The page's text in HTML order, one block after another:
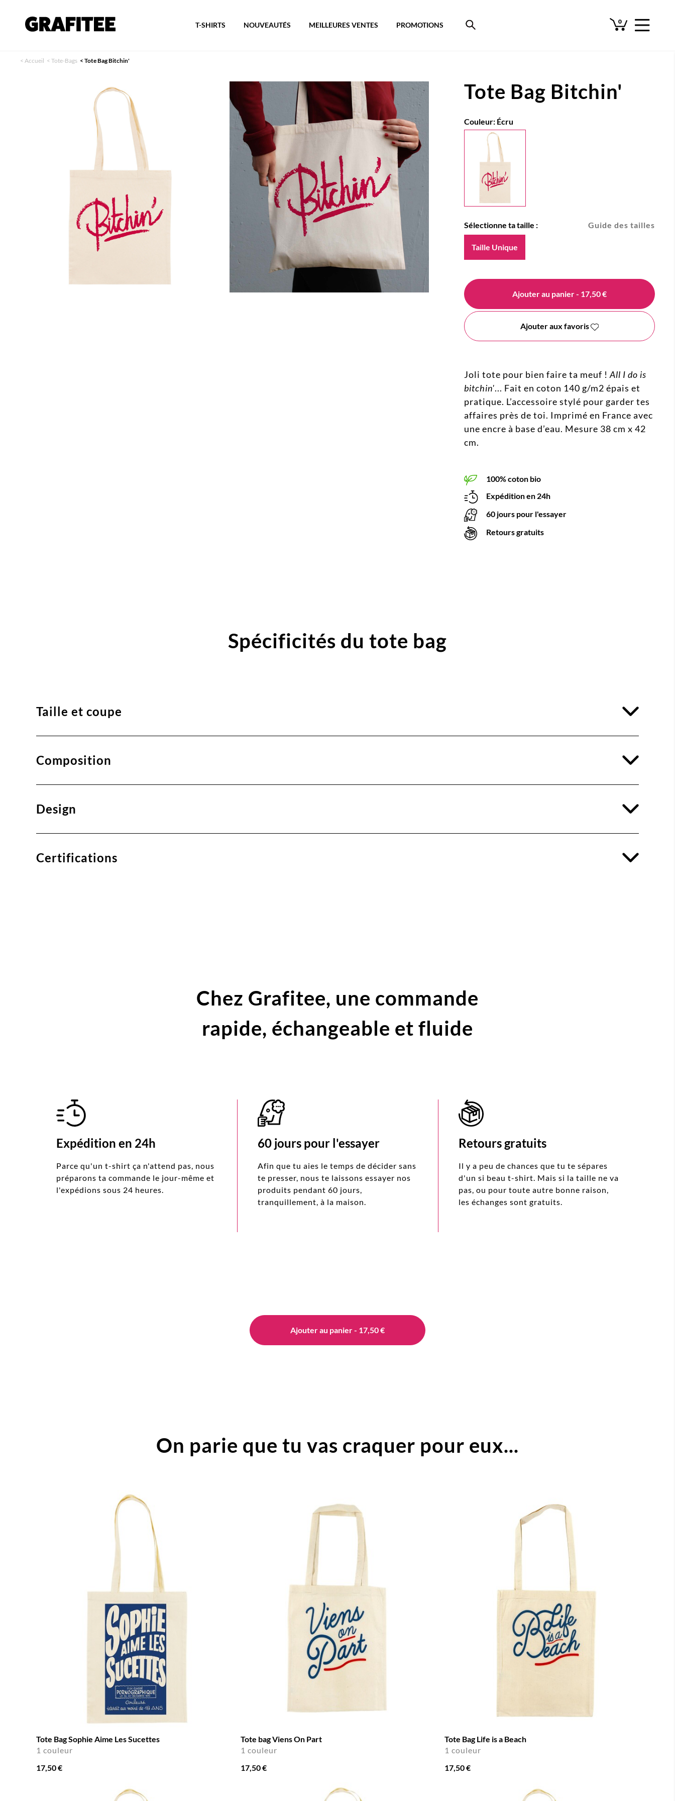
0
T-SHIRTS NOUVEAUTÉS MEILLEURES VENTES PROMOTIONS
< Accueil < Tote-Bags < Tote Bag Bitchin'
Tote Bag Bitchin'
Couleur: Écru
Guide des tailles
Sélectionne ta taille :
Taille Unique
Ajouter au panier- 17,50 €
Ajouter aux favoris
Joli tote pour bien faire ta meuf ! All I do is
bitchin'... Fait en coton 140 g/m2 épais et
pratique. L’accessoire stylé pour garder tes
affaires près de toi. Imprimé en France avec
une encre à base d’eau. Mesure 38 cm x 42
cm.
100% coton bio
Expédition en 24h
60 jours pour l'essayer
Retours gratuits
Spécificités du tote bag
Taille et coupe
Composition
Design
Certifications
Chez Grafitee, une commande
rapide, échangeable et fluide
Expédition en 24h
Parce qu'un t-shirt ça n'attend pas, nous
préparons ta commande le jour-même et
l'expédions sous 24 heures.
60 jours pour l'essayer
Afin que tu aies le temps de décider sans
te presser, nous te laissons essayer nos
produits pendant 60 jours,
tranquillement, à la maison.
Retours gratuits
Il y a peu de chances que tu te sépares
d'un si beau t-shirt. Mais si la taille ne va
pas, ou pour toute autre bonne raison,
les échanges sont gratuits.
Ajouter au panier - 17,50 €
On parie que tu vas craquer pour eux...
Tote Bag Sophie Aime Les Sucettes
1 couleur
17,50 €
Tote bag Viens On Part
1 couleur
17,50 €
Tote Bag Life is a Beach
1 couleur
17,50 €